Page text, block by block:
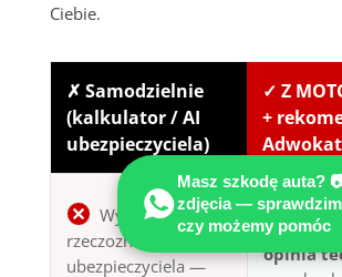
Ciebie.
✗ Samodzielnie
(kalkulator / AI
ubezpieczyciela)
✓ Z
+
Adwokat
Wycena
rzeczoznawcy
ubezpieczyciela —
opinia
Masz szkodę auta?
zdjęcia —
czy możemy pomóc